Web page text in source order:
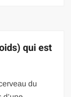
qui est
du